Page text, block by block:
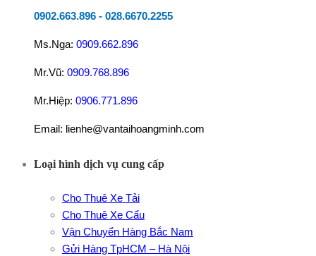
0902.663.896 - 028.6670.2255
Ms.Nga: 0909.662.896
Mr.Vũ: 0909.768.896
Mr.Hiệp: 0906.771.896
Email: lienhe@vantaihoangminh.com
Loại hình dịch vụ cung cấp
Cho Thuê Xe Tải
Cho Thuê Xe Cẩu
Vận Chuyển Hàng Bắc Nam
Gửi Hàng TpHCM – Hà Nội